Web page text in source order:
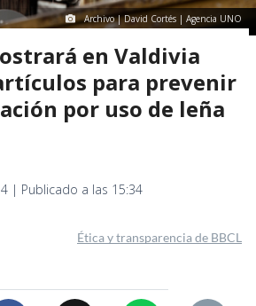
Archivo | David Cortés | Agencia UNO
en Valdivia
para prevenir
por uso de leña
| Publicado a las 15:34
Ética y transparencia de BBCL